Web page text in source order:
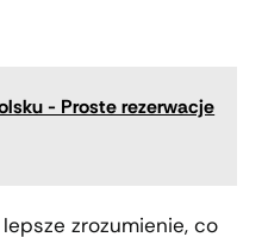
- Proste rezerwacje
zrozumienie, co